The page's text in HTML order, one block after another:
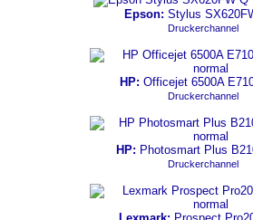
Epson: Stylus
Druckerchannel
HP: Officejet 6500A
Druckerchannel
HP: Photosmart Plus
Druckerchannel